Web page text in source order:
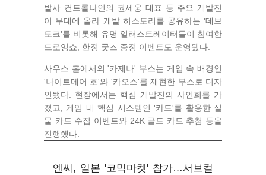
발사 컨트롤나인의 권세웅 대표 등 주요 개발진
이 무대에 올라 개발 히스토리를 공유하는 '데브
토크'를 비롯해 유명 일러스트레이터들이 참여한
드로잉쇼, 한정 굿즈 증정 이벤트도 운영됐다.
사우스 홀에서의 '카제나' 부스는 게임 속 배경인
'나이트메어 호'와 '카오스'를 재현한 부스로 디자
인됐다. 현장에서는 핵심 개발진의 사인회를 가
졌고, 게임 내 핵심 시스템인 '카드'를 활용한 실
물 카드 수집 이벤트와 24K 골드 카드 추첨 등을
진행했다.
엔씨, 일본 '코믹마켓' 참가…서브컬